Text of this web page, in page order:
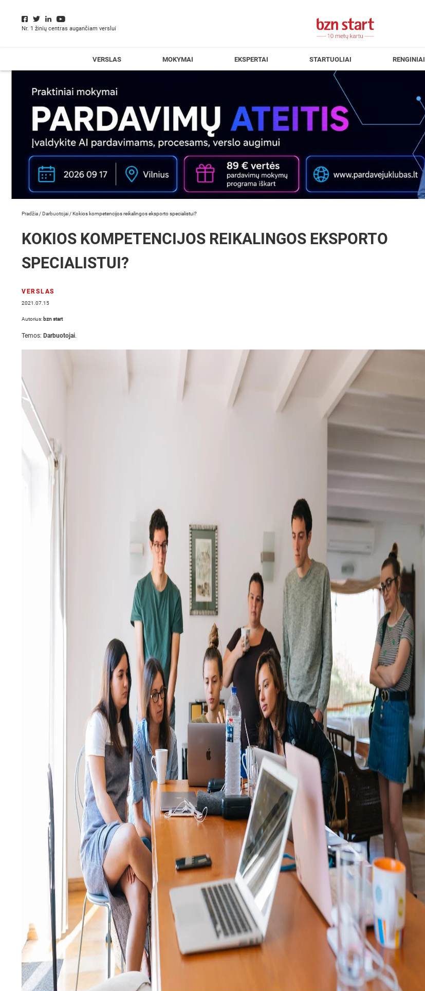
Nr. 1 žinių centras augančiam verslui
VERSLAS MOKYMAI EKSPERTAI STARTUOLIAI RENGINIAI
Pradžia /Darbuotojai /Kokios kompetencijos reikalingos eksporto specialistui?
KOKIOS KOMPETENCIJOS REIKALINGOS EKSPORTO
SPECIALISTUI?
VERSLAS
2021.07.15
Autorius: bzn start
Temos: Darbuotojai.